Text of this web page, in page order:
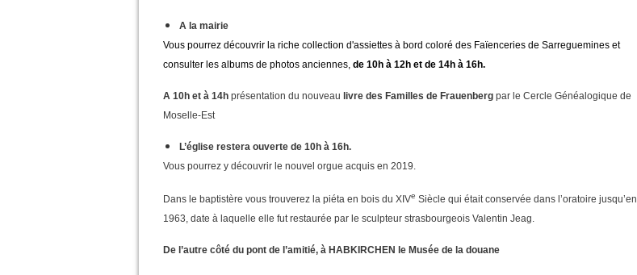
A la mairie
Vous pourrez découvrir la riche collection d'assiettes à bord coloré des Faïenceries de Sarreguemines et
consulter les albums de photos anciennes, de 10h à 12h et de 14h à 16h.
A 10h et à 14h présentation du nouveau livre des Familles de Frauenberg par le Cercle Généalogique de
Moselle-Est
L’église restera ouverte de 10h à 16h.
Vous pourrez y découvrir le nouvel orgue acquis en 2019.
Dans le baptistère vous trouverez la piéta en bois du XIVe Siècle qui était conservée dans l’oratoire jusqu’en
1963, date à laquelle elle fut restaurée par le sculpteur strasbourgeois Valentin Jeag.
De l’autre côté du pont de l’amitié, à HABKIRCHEN le Musée de la douane